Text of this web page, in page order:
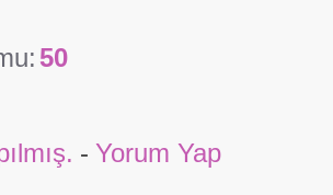
50
- Yorum Yap